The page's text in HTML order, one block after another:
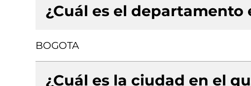
¿Cuál es el departamento
BOGOTA
¿Cuál es la ciudad en el